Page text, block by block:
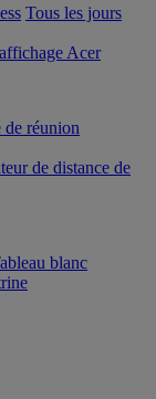
Tous les jours
Acer
de réunion
de distance de
blanc